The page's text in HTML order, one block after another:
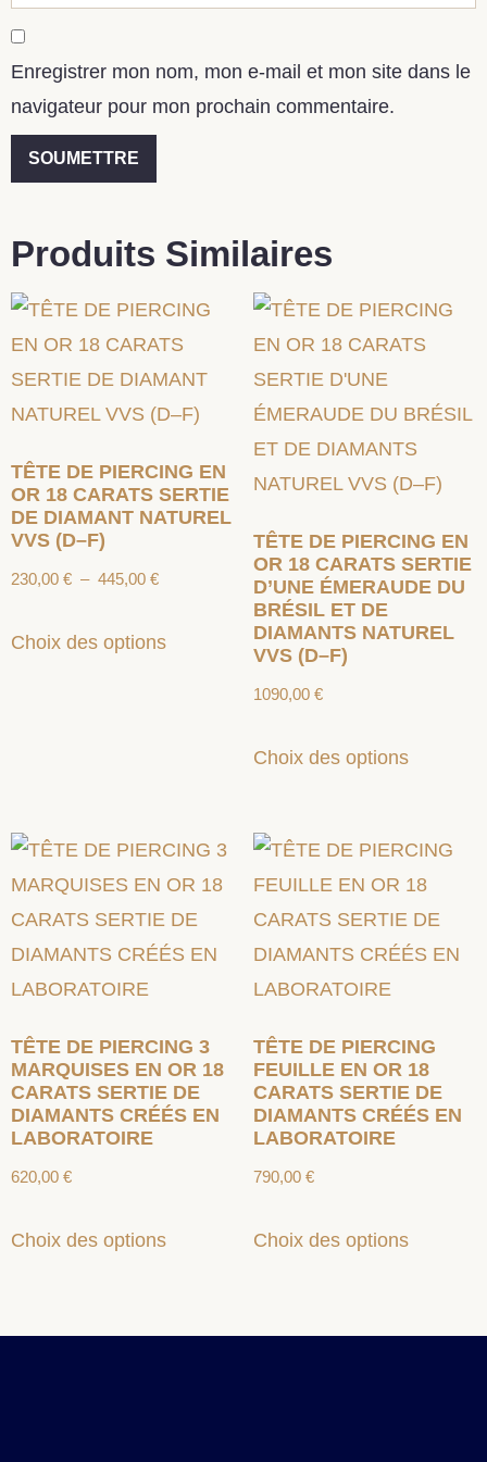
Enregistrer mon nom, mon e-mail et mon site dans le
navigateur pour mon prochain commentaire.
Produits Similaires
TÊTE DE PIERCING EN
OR 18 CARATS SERTIE
DE DIAMANT NATUREL
VVS (D–F)
230,00 € – 445,00 €
Choix des options
TÊTE DE PIERCING EN
OR 18 CARATS SERTIE
D’UNE ÉMERAUDE DU
BRÉSIL ET DE
DIAMANTS NATUREL
VVS (D–F)
1090,00 €
Choix des options
TÊTE DE PIERCING 3
MARQUISES EN OR 18
CARATS SERTIE DE
DIAMANTS CRÉÉS EN
LABORATOIRE
620,00 €
Choix des options
TÊTE DE PIERCING
FEUILLE EN OR 18
CARATS SERTIE DE
DIAMANTS CRÉÉS EN
LABORATOIRE
790,00 €
Choix des options